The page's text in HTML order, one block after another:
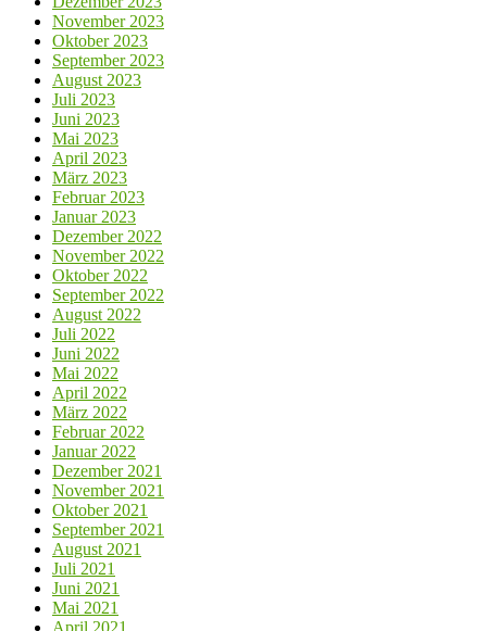
November 2023
Oktober 2023
September 2023
August 2023
Juli 2023
Juni 2023
Mai 2023
April 2023
März 2023
Februar 2023
Januar 2023
Dezember 2022
November 2022
Oktober 2022
September 2022
August 2022
Juli 2022
Juni 2022
Mai 2022
April 2022
März 2022
Februar 2022
Januar 2022
Dezember 2021
November 2021
Oktober 2021
September 2021
August 2021
Juli 2021
Juni 2021
Mai 2021
April 2021